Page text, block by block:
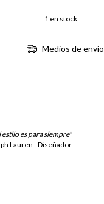
1 en stock
Medios de envío
es para siempre"
Lauren - Diseñador